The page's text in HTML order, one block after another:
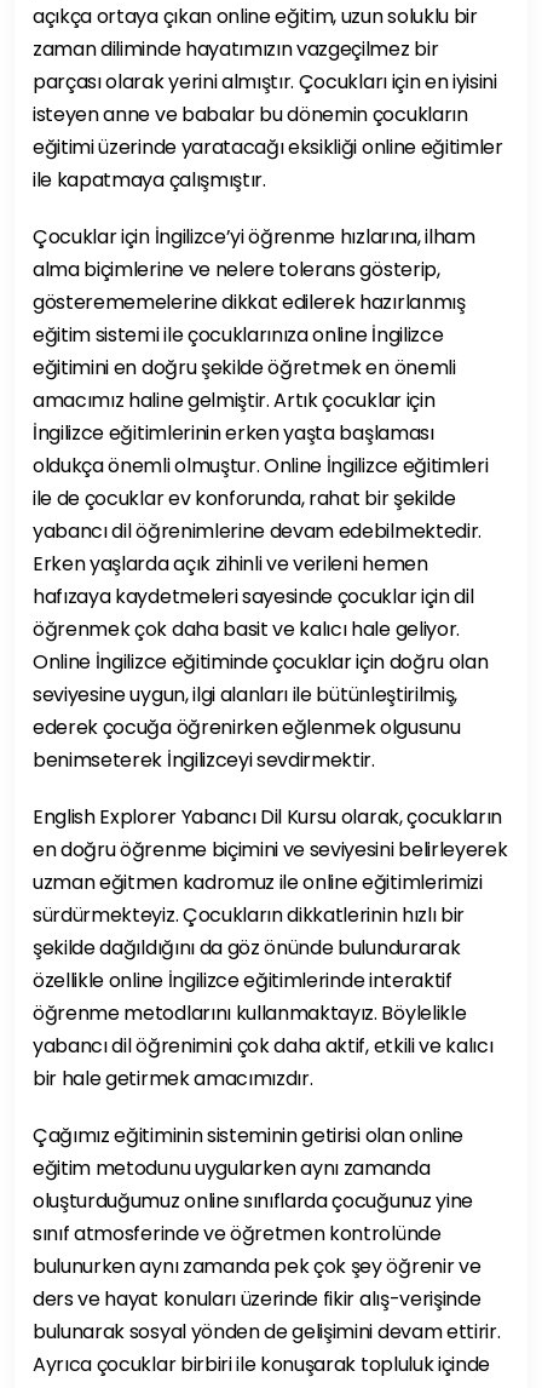
açıkça ortaya çıkan online eğitim, uzun soluklu bir
zaman diliminde hayatımızın vazgeçilmez bir
parçası olarak yerini almıştır. Çocukları için en iyisini
isteyen anne ve babalar bu dönemin çocukların
eğitimi üzerinde yaratacağı eksikliği online eğitimler
ile kapatmaya çalışmıştır.
Çocuklar için İngilizce’yi öğrenme hızlarına, ilham
alma biçimlerine ve nelere tolerans gösterip,
gösterememelerine dikkat edilerek hazırlanmış
eğitim sistemi ile çocuklarınıza online İngilizce
eğitimini en doğru şekilde öğretmek en önemli
amacımız haline gelmiştir. Artık çocuklar için
İngilizce eğitimlerinin erken yaşta başlaması
oldukça önemli olmuştur. Online İngilizce eğitimleri
ile de çocuklar ev konforunda, rahat bir şekilde
yabancı dil öğrenimlerine devam edebilmektedir.
Erken yaşlarda açık zihinli ve verileni hemen
hafızaya kaydetmeleri sayesinde çocuklar için dil
öğrenmek çok daha basit ve kalıcı hale geliyor.
Online İngilizce eğitiminde çocuklar için doğru olan
seviyesine uygun, ilgi alanları ile bütünleştirilmiş,
ederek çocuğa öğrenirken eğlenmek olgusunu
benimseterek İngilizceyi sevdirmektir.
English Explorer Yabancı Dil Kursu olarak, çocukların
en doğru öğrenme biçimini ve seviyesini belirleyerek
uzman eğitmen kadromuz ile online eğitimlerimizi
sürdürmekteyiz. Çocukların dikkatlerinin hızlı bir
şekilde dağıldığını da göz önünde bulundurarak
özellikle online İngilizce eğitimlerinde interaktif
öğrenme metodlarını kullanmaktayız. Böylelikle
yabancı dil öğrenimini çok daha aktif, etkili ve kalıcı
bir hale getirmek amacımızdır.
Çağımız eğitiminin sisteminin getirisi olan online
eğitim metodunu uygularken aynı zamanda
oluşturduğumuz online sınıflarda çocuğunuz yine
sınıf atmosferinde ve öğretmen kontrolünde
bulunurken aynı zamanda pek çok şey öğrenir ve
ders ve hayat konuları üzerinde fikir alış-verişinde
bulunarak sosyal yönden de gelişimini devam ettirir.
Ayrıca çocuklar birbiri ile konuşarak topluluk içinde